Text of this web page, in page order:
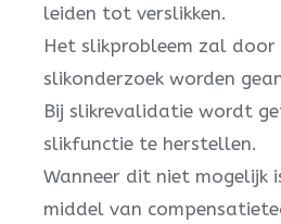
leiden tot verslikken.
Het slikprobleem zal door
slikonderzoek worden
Bij slikrevalidatie wordt
slikfunctie te herstellen.
Wanneer dit niet mogelijk
middel van